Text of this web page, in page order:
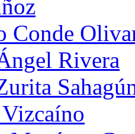
Conde
Rivera